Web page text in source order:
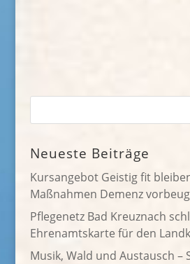
Neueste Beiträge
Kursangebot Geistig fit
Maßnahmen Demenz
Pflegenetz Bad Kreuznach
Ehrenamtskarte für den
Musik, Wald und Austausch –